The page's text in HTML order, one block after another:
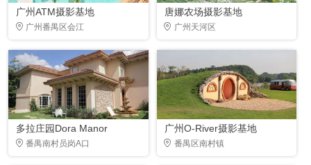
广州ATM摄影基地
广州番禺区会江
唐娜农场摄影基地
广州天河区
多拉庄园Dora Manor
番禺南村员岗A口
广州O-River摄影基地
番禺区南村镇